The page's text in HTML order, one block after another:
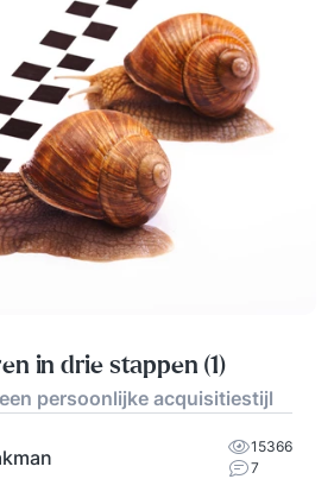
in drie stappen (1)
persoonlijke acquisitiestijl
15366
7